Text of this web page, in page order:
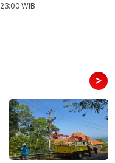
23:00 WIB
>